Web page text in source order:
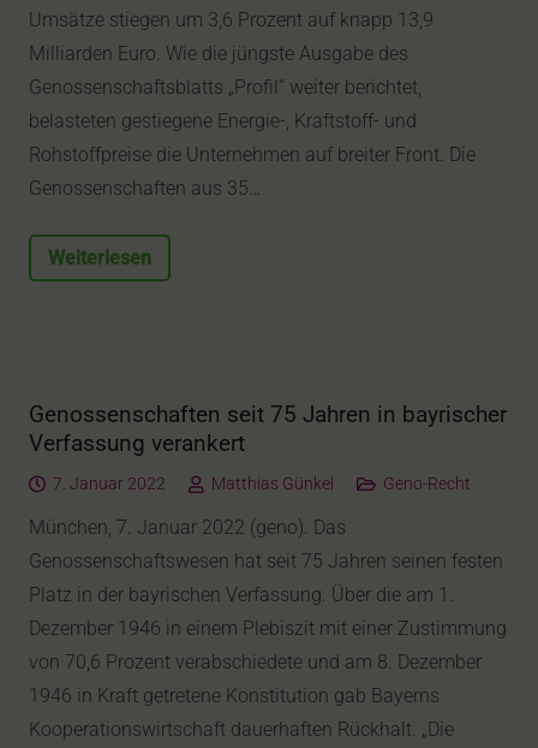
Umsätze stiegen um 3,6 Prozent auf knapp 13,9
Milliarden Euro. Wie die jüngste Ausgabe des
Genossenschaftsblatts „Profil“ weiter berichtet,
belasteten gestiegene Energie-, Kraftstoff- und
Rohstoffpreise die Unternehmen auf breiter Front. Die
Genossenschaften aus 35…
Weiterlesen
Genossenschaften seit 75 Jahren in bayrischer
Verfassung verankert
7. Januar 2022 Matthias Günkel Geno-Recht
München, 7. Januar 2022 (geno). Das
Genossenschaftswesen hat seit 75 Jahren seinen festen
Platz in der bayrischen Verfassung. Über die am 1.
Dezember 1946 in einem Plebiszit mit einer Zustimmung
von 70,6 Prozent verabschiedete und am 8. Dezember
1946 in Kraft getretene Konstitution gab Bayerns
Kooperationswirtschaft dauerhaften Rückhalt. „Die